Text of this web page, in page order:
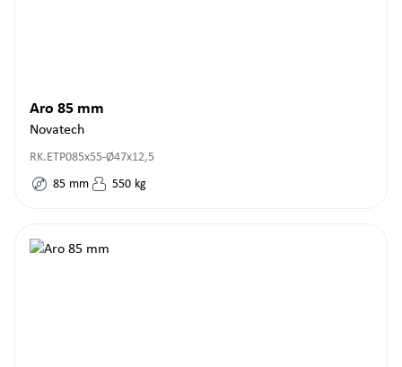
Aro 85 mm
Novatech
RK.ETP085x55-Ø47x12,5
85 mm 550 kg